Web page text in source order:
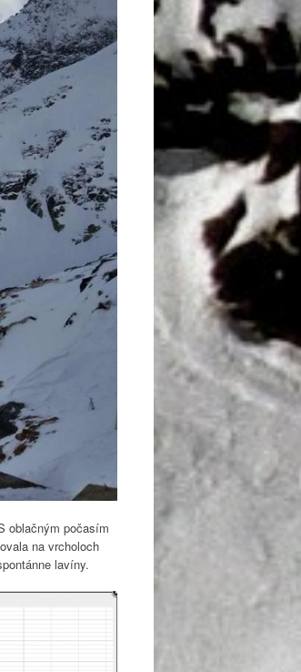
oblačným počasím
na vrcholoch
lavíny.